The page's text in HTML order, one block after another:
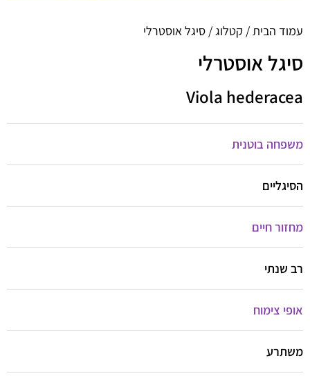
עמוד הבית / קטלוג / סיגל אוסטרלי
סיגל אוסטרלי
Viola hederacea
משפחה בוטנית
הסיגליים
מחזור חיים
רב שנתי
אופי צימוח
משתרע